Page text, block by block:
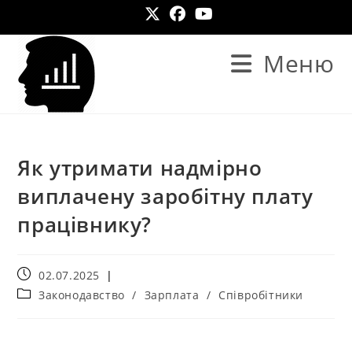
Меню
Як утримати надмірно
виплачену заробітну плату
працівнику?
02.07.2025
Законодавство / Зарплата / Співробітники